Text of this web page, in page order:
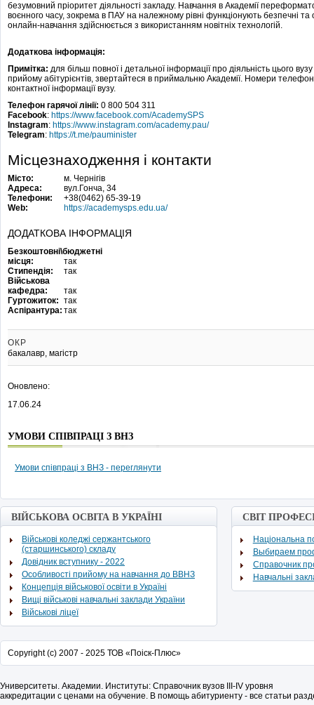
безумовний пріоритет діяльності закладу. Навчання в Академії
воєнного часу, зокрема в ПАУ на належному рівні функціонують безпечні
онлайн-навчання здійснюється з використанням новітніх технологій.
Додаткова інформація:
Примітка: для більш повної і детальної інформації про діяльність цього
прийому абітурієнтів, звертайтеся в приймальню Академії. Номери
контактної інформації вузу.
Телефон гарячої лінії: 0 800 504 311
Facebook: https://www.facebook.com/AcademySPS
Instagram: https://www.instagram.com/academy.pau/
Telegram: https://t.me/pauminister
Місцезнаходження і контакти
Місто:
м. Чернігів
Адреса:
вул.Гонча, 34
Телефони:
+38(0462) 65-39-19
Web:
https://academysps.edu.ua/
ДОДАТКОВА ІНФОРМАЦІЯ
Безкоштовні\бюджетні
місця:
так
Стипендія:
так
Військова
кафедра:
так
Гуртожиток: так
Аспірантура: так
ОКР
бакалавр, магістр
Оновлено:
17.06.24
УМОВИ СПІВПРАЦІ З ВНЗ
Умови співпраці з ВНЗ - переглянути
ВІЙСЬКОВА ОСВІТА В УКРАЇНІ
Військові коледжі сержантського
(старшинського) складу
Довідник вступнику - 2022
Особливості прийому на навчання до ВВНЗ
Концепція військової освіти в Україні
Вищі військові навчальні заклади України
Військові ліцеї
СВІТ
Національна
Выбираем
Cправочник
Навчальні
Copyright (c) 2007 - 2025 ТОВ «Поіск-Плюс»
Университеты. Академии. Институты: Справочник вузов - IV уровня
аккредитации с ценами на обучение. В помощь абитуриенту - все статьи